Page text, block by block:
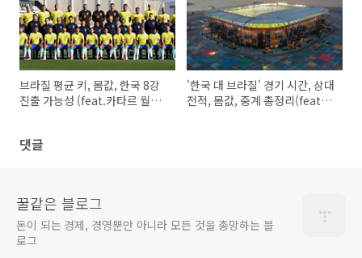
브라질 평균 키, 몸값, 한국 8강
진출 가능성 (feat.카타르 월드
'한국 대 브라질' 경기 시간, 상대
전적, 몸값, 중계 총정리(feat.
댓글
꿀같은 블로그
돈이 되는 경제, 경영뿐만 아니라 모든 것을 총망하는 블
로그